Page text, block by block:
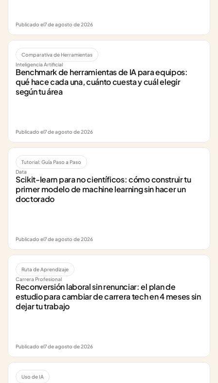
Publicado el7 de agosto de 2026
Comparativa de Herramientas
Inteligencia Artificial
Benchmark de herramientas de IA para equipos:
qué hace cada una, cuánto cuesta y cuál elegir
según tu área
Publicado el7 de agosto de 2026
Tutorial: Guía Paso a Paso
Data
Scikit-learn para no científicos: cómo construir tu
primer modelo de machine learning sin hacer un
doctorado
Publicado el7 de agosto de 2026
Ruta de Aprendizaje
Carrera Profesional
Reconversión laboral sin renunciar: el plan de
estudio para cambiar de carrera tech en 4 meses sin
dejar tu trabajo
Publicado el7 de agosto de 2026
Uso de IA